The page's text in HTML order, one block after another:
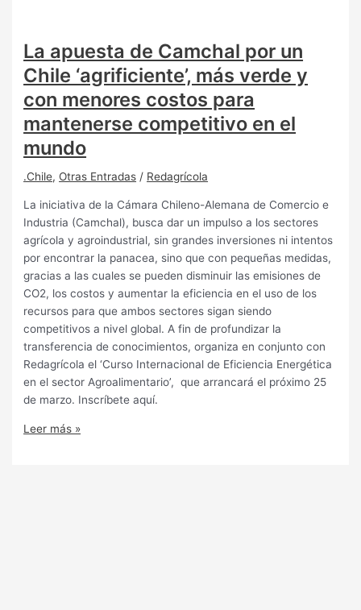
La apuesta de Camchal por un
Chile ‘agrificiente’, más verde y
con menores costos para
mantenerse competitivo en el
mundo
.Chile, Otras Entradas / Redagrícola
La iniciativa de la Cámara Chileno-Alemana de Comercio e
Industria (Camchal), busca dar un impulso a los sectores
agrícola y agroindustrial, sin grandes inversiones ni intentos
por encontrar la panacea, sino que con pequeñas medidas,
gracias a las cuales se pueden disminuir las emisiones de
CO2, los costos y aumentar la eficiencia en el uso de los
recursos para que ambos sectores sigan siendo
competitivos a nivel global. A fin de profundizar la
transferencia de conocimientos, organiza en conjunto con
Redagrícola el ‘Curso Internacional de Eficiencia Energética
en el sector Agroalimentario’, que arrancará el próximo 25
de marzo. Inscríbete aquí.
Leer más »